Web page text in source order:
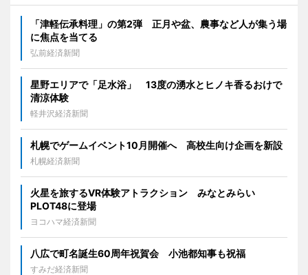
「津軽伝承料理」の第2弾 正月や盆、農事など人が集う場
に焦点を当てる
弘前経済新聞
星野エリアで「足水浴」 13度の湧水とヒノキ香るおけで
清涼体験
軽井沢経済新聞
札幌でゲームイベント10月開催へ 高校生向け企画を新設
札幌経済新聞
火星を旅するVR体験アトラクション みなとみらい
PLOT48に登場
ヨコハマ経済新聞
八広で町名誕生60周年祝賀会 小池都知事も祝福
すみだ経済新聞